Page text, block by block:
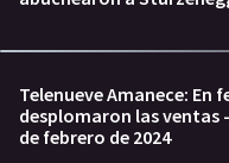
Telenueve Amanece: En
desplomaron las ventas
de febrero de 2024